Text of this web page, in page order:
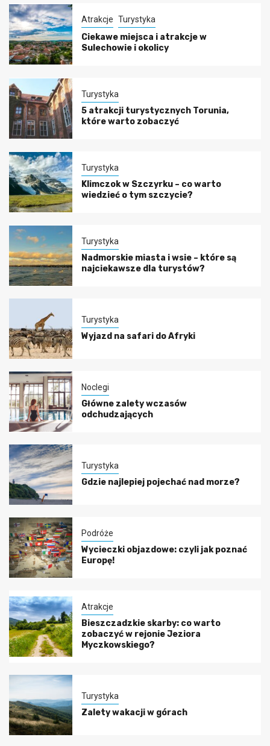
Atrakcje Turystyka
Ciekawe miejsca i atrakcje w
Sulechowie i okolicy
Turystyka
5 atrakcji turystycznych Torunia,
które warto zobaczyć
Turystyka
Klimczok w Szczyrku – co warto
wiedzieć o tym szczycie?
Turystyka
Nadmorskie miasta i wsie – które są
najciekawsze dla turystów?
Turystyka
Wyjazd na safari do Afryki
Noclegi
Główne zalety wczasów
odchudzających
Turystyka
Gdzie najlepiej pojechać nad morze?
Podróże
Wycieczki objazdowe: czyli jak poznać
Europę!
Atrakcje
Bieszczadzkie skarby: co warto
zobaczyć w rejonie Jeziora
Myczkowskiego?
Turystyka
Zalety wakacji w górach